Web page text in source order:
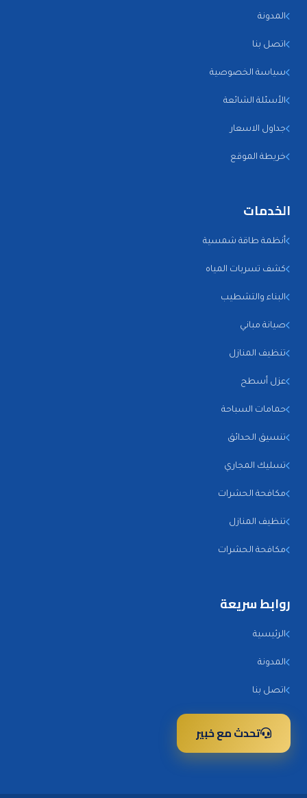
المدونة
اتصل بنا
سياسة الخصوصية
الأسئلة الشائعة
جداول الاسعار
خريطة الموقع
الخدمات
أنظمة طاقة شمسية
كشف تسربات المياه
البناء والتشطيب
صيانة مباني
تنظيف المنازل
عزل أسطح
حمامات السباحة
تنسيق الحدائق
تسليك المجاري
مكافحة الحشرات
تنظيف المنازل
مكافحة الحشرات
روابط سريعة
الرئيسية
المدونة
اتصل بنا
تحدث مع خبير